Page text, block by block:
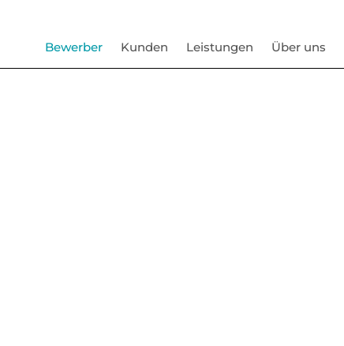
Bewerber Kunden Leistungen Über uns